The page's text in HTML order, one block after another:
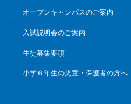
オープンキャンパスのご案内
入試説明会のご案内
生徒募集要項
小学６年生の児童・保護者の方へ